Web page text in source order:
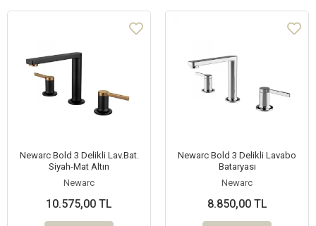
Newarc Bold 3 Delikli Lav.Bat.
Siyah-Mat Altın
Newarc
10.575,00 TL
Newarc Bold 3 Delikli Lavabo
Bataryası
Newarc
8.850,00 TL